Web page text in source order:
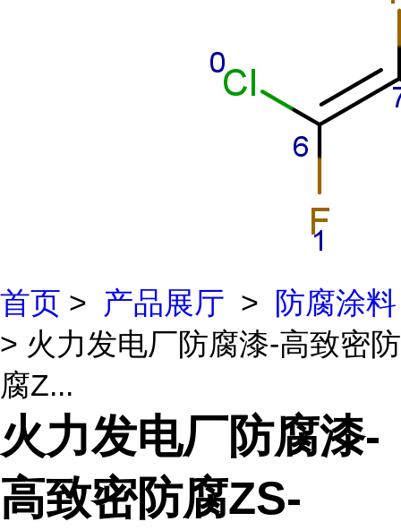
首页 > 产品展厅 >
防腐涂料
> 火力发电厂防腐漆-高致密防
腐Z...
火力发电厂防腐漆-
高致密防腐ZS-